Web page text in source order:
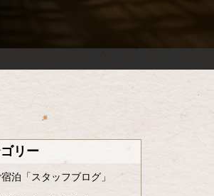
リー
泊「スタッフブログ」